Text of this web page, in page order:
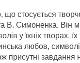
стосується
Симоненка. Він
у їхніх творах,
любов,
присутні